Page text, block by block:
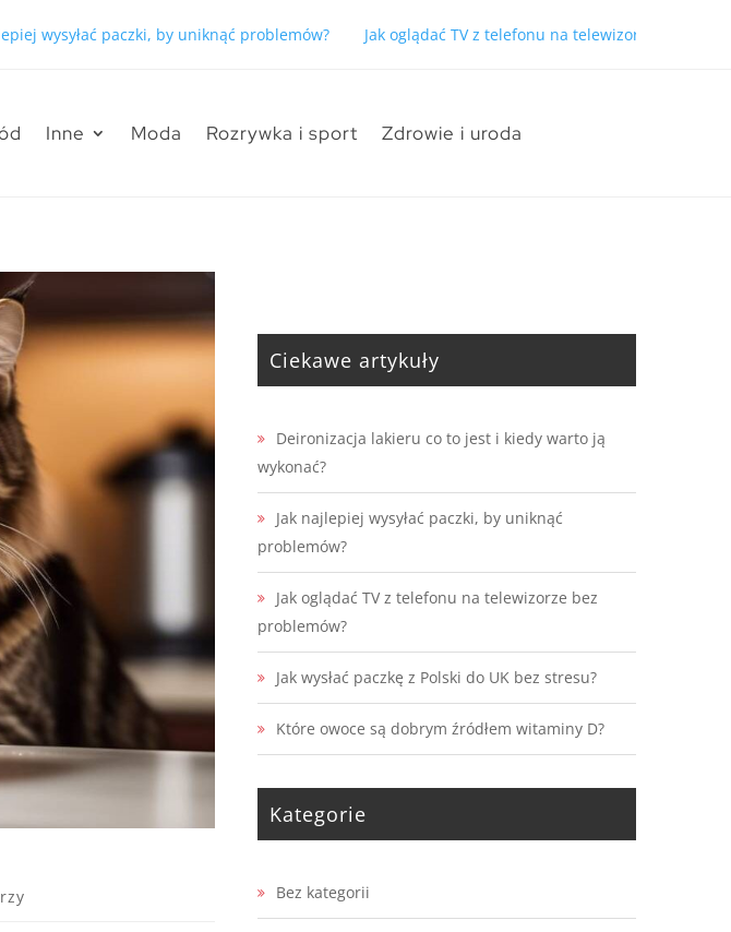
wysyłać paczki, by uniknąć problemów? Jak oglądać TV z telefonu na telewizorze bez
Inne Moda Rozrywka i sport Zdrowie i uroda
Ciekawe artykuły
Deironizacja lakieru co to jest i kiedy warto ją
wykonać?
Jak najlepiej wysyłać paczki, by uniknąć
problemów?
Jak oglądać TV z telefonu na telewizorze bez
problemów?
Jak wysłać paczkę z Polski do UK bez stresu?
Które owoce są dobrym źródłem witaminy D?
Kategorie
Bez kategorii